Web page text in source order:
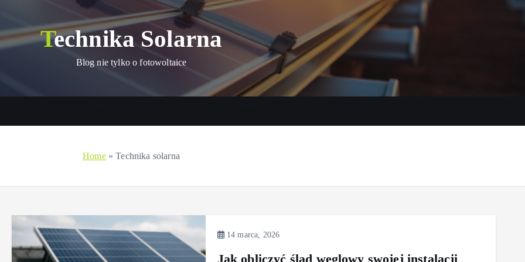
Technika Solarna
Blog nie tylko o fotowoltaice
Home»Technika solarna
14 marca, 2026
Jak obliczyć ślad węglowy swojej instalacji